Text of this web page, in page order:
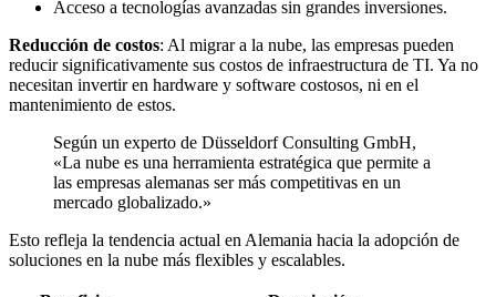
Acceso a tecnologías avanzadas sin grandes inversiones.
Reducción de costos: Al migrar a la nube, las empresas pueden
reducir significativamente sus costos de infraestructura de TI. Ya no
necesitan invertir en hardware y software costosos, ni en el
mantenimiento de estos.
Según un experto de Düsseldorf Consulting GmbH,
«La nube es una herramienta estratégica que permite a
las empresas alemanas ser más competitivas en un
mercado globalizado.»
Esto refleja la tendencia actual en Alemania hacia la adopción de
soluciones en la nube más flexibles y escalables.